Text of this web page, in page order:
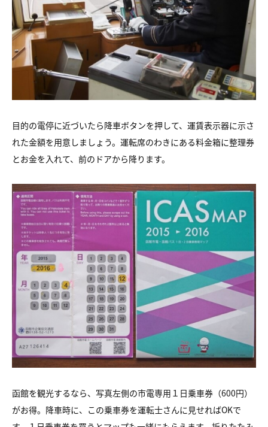
目的の電停に近づいたら降車ボタンを押して、運賃表示器に示さ
れた金額を用意しましょう。運転席のわきにある料金箱に整理券
とお金を入れて、前のドアから降ります。
函館を観光するなら、写真左側の市電専用１日乗車券（600円）
がお得。降車時に、この乗車券を運転士さんに見せればOKで